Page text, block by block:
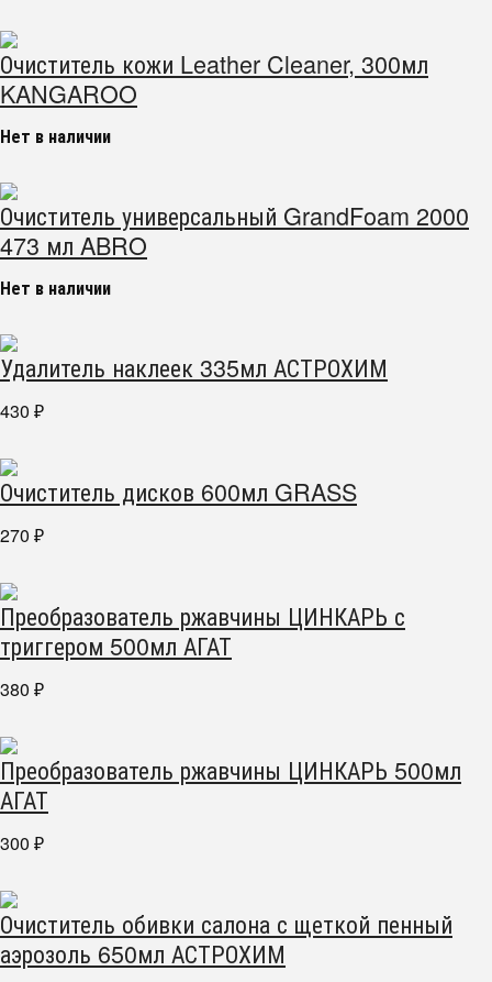
Очиститель кожи Leather Cleaner, 300мл
KANGAROO
Нет в наличии
Очиститель универсальный GrandFoam 2000
473 мл ABRO
Нет в наличии
Удалитель наклеек 335мл АСТРОХИМ
430 ₽
Очиститель дисков 600мл GRASS
270 ₽
Преобразователь ржавчины ЦИНКАРЬ с
триггером 500мл АГАТ
380 ₽
Преобразователь ржавчины ЦИНКАРЬ 500мл
АГАТ
300 ₽
Очиститель обивки салона с щеткой пенный
аэрозоль 650мл АСТРОХИМ